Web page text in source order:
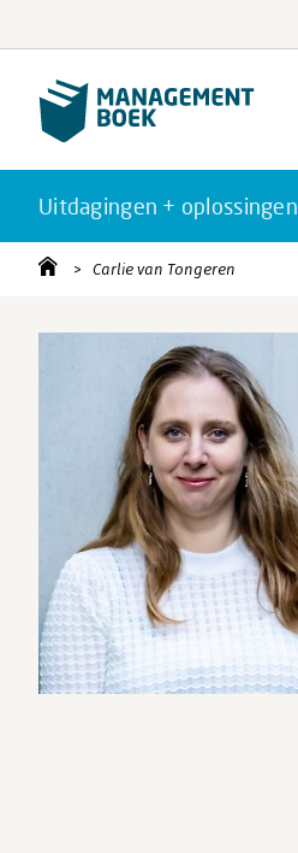
Uitdagingen + oplossingen
Carlie van Tongeren